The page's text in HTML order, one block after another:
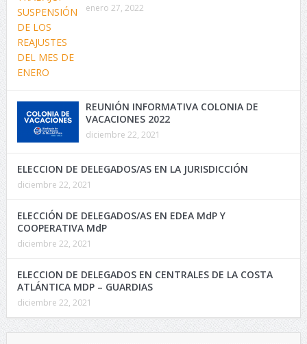
enero 27, 2022
REUNIÓN INFORMATIVA COLONIA DE
VACACIONES 2022
diciembre 22, 2021
ELECCION DE DELEGADOS/AS EN LA JURISDICCIÓN
diciembre 22, 2021
ELECCIÓN DE DELEGADOS/AS EN EDEA MdP Y
COOPERATIVA MdP
diciembre 22, 2021
ELECCION DE DELEGADOS EN CENTRALES DE LA COSTA
ATLÁNTICA MDP – GUARDIAS
diciembre 22, 2021